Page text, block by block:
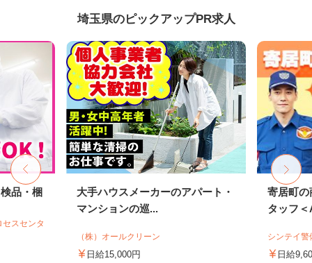
埼玉県のピックアップPR求人
品・梱
スセンタ
大手ハウスメーカーのアパート・
マンションの巡...
（株）オールクリーン
日給15,000円
寄居町の
タッフ＜
シンテイ
日給